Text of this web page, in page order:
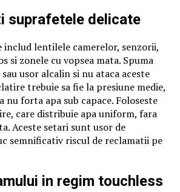
suprafetele delicate
includ lentilele camerelor, senzorii,
si zonele cu vopsea mata. Spuma
usor alcalin si nu ataca aceste
trebuie sa fie la presiune medie,
nu forta apa sub capace. Foloseste
care distribuie apa uniform, fara
Aceste setari sunt usor de
semnificativ riscul de reclamatii pe
in regim touchless